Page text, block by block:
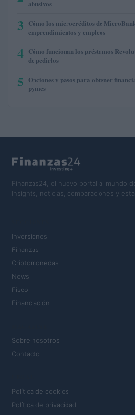
abusivos
3 Cómo los microcréditos de
emprendimientos y empleos
4 Cómo funcionan los préstamos
de pedirlos
5 Opciones y pasos para obtener
pymes
Finanzas24, el nuevo portal al mundo
Insights, noticias, comparaciones y
Inversiones
Finanzas
Criptomonedas
News
Fisco
Financiación
Sobre nosotros
Contacto
Política de cookies
Política de privacidad